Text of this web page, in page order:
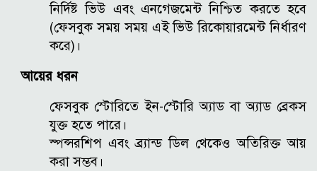
নির্দিষ্ট ভিউ এবং এনগেজমেন্ট নিশ্চিত করতে হবে
(ফেসবুক সময় সময় এই ভিউ রিকোয়ারমেন্ট নির্ধারণ
করে)।
আয়ের ধরন
ফেসবুক স্টোরিতে ইন-স্টোরি অ্যাড বা অ্যাড ব্রেকস
যুক্ত হতে পারে।
স্পন্সরশিপ এবং ব্র্যান্ড ডিল থেকেও অতিরিক্ত আয়
করা সম্ভব।